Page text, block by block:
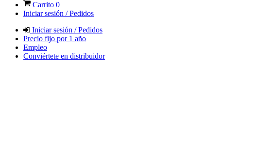
Carrito 0
Iniciar sesión / Pedidos
Iniciar sesión / Pedidos
Precio fijo por 1 año
Empleo
Conviértete en distribuidor